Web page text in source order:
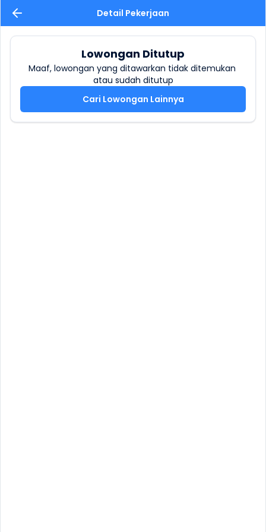
Detail Pekerjaan
Lowongan Ditutup
Maaf, lowongan yang ditawarkan tidak ditemukan
atau sudah ditutup
Cari Lowongan Lainnya